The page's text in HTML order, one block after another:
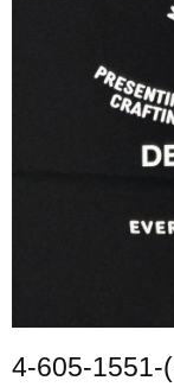
4-605-1551-(